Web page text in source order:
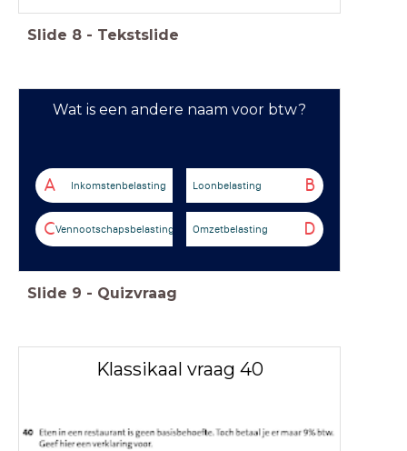
Slide 8 - Tekstslide
Wat is een andere naam voor btw?
A Inkomstenbelasting B
Loonbelasting
CVennootschapsbelasting D
Omzetbelasting
Slide 9 - Quizvraag
Klassikaal vraag 40